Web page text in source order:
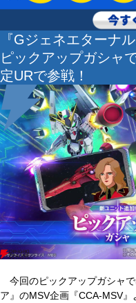
『Gジェネエターナ
ピックアップガシャ
定URで参戦！
今回のピックアップガシャ
ア』のMSV企画『CCA-MSV』